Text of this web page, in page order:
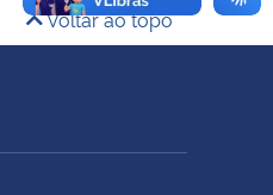
Voltar ao topo